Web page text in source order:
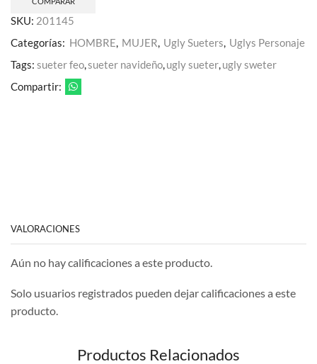
SKU: 201145
Categorías: HOMBRE, MUJER, Ugly Sueters, Uglys Personaje
Tags: sueter feo,sueter navideño,ugly sueter,ugly sweter
Compartir:
VALORACIONES
Aún no hay calificaciones a este producto.
Solo usuarios registrados pueden dejar calificaciones a este
producto.
Productos Relacionados